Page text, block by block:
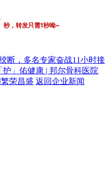
秒，转发只需1秒呦~
断，多名专家奋战11小时接
护」佑健康 | 邦尔骨科医院
荣昌盛 返回企业新闻